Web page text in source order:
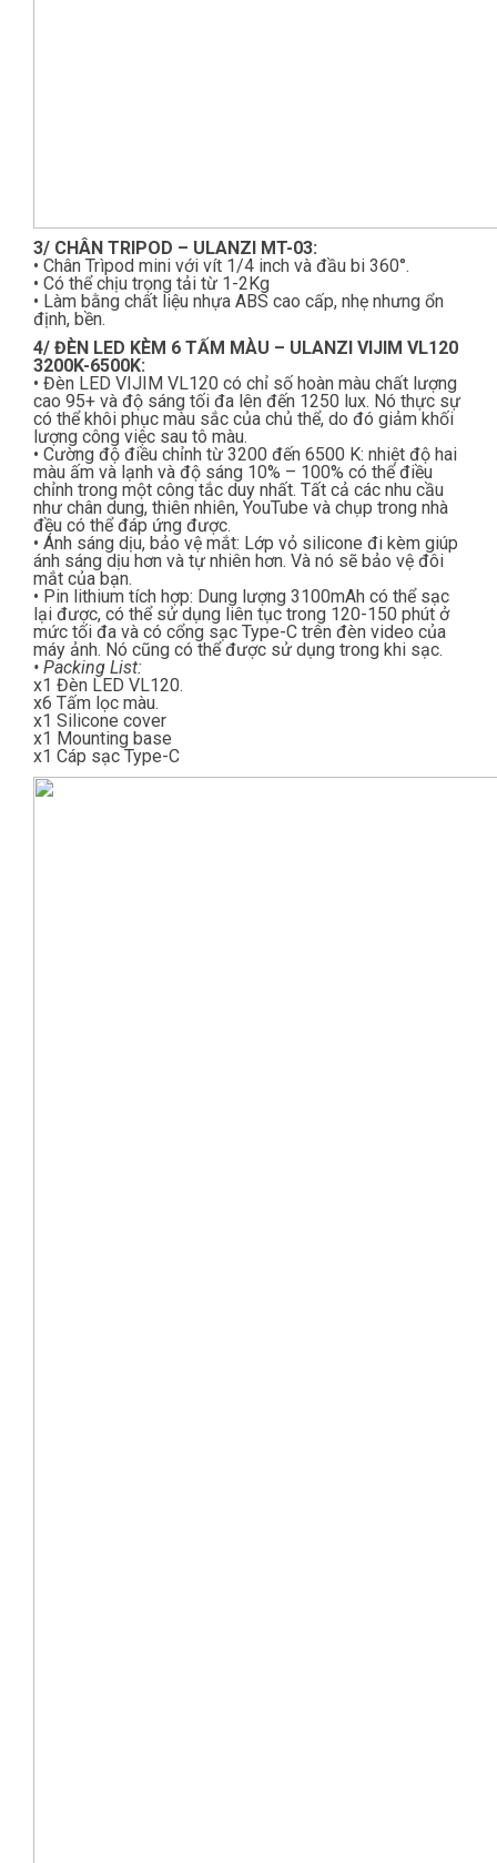
3/ CHÂN TRIPOD – ULANZI MT-03:
• Chân Trìpod mini với vít 1/4 inch và đầu bi 360°.
• Có thể chịu trọng tải từ 1-2Kg
• Làm bằng chất liệu nhựa ABS cao cấp, nhẹ nhưng ổn
định, bền.
4/ ĐÈN LED KÈM 6 TẤM MÀU – ULANZI VIJIM VL120
3200K-6500K:
• Đèn LED VIJIM VL120 có chỉ số hoàn màu chất lượng
cao 95+ và độ sáng tối đa lên đến 1250 lux. Nó thực sự
có thể khôi phục màu sắc của chủ thể, do đó giảm khối
lượng công việc sau tô màu.
• Cường độ điều chỉnh từ 3200 đến 6500 K: nhiệt độ hai
màu ấm và lạnh và độ sáng 10% – 100% có thể điều
chỉnh trong một công tắc duy nhất. Tất cả các nhu cầu
như chân dung, thiên nhiên, YouTube và chụp trong nhà
đều có thể đáp ứng được.
• Ánh sáng dịu, bảo vệ mắt: Lớp vỏ silicone đi kèm giúp
ánh sáng dịu hơn và tự nhiên hơn. Và nó sẽ bảo vệ đôi
mắt của bạn.
• Pin lithium tích hợp: Dung lượng 3100mAh có thể sạc
lại được, có thể sử dụng liên tục trong 120-150 phút ở
mức tối đa và có cổng sạc Type-C trên đèn video của
máy ảnh. Nó cũng có thể được sử dụng trong khi sạc.
• Packing List:
x1 Đèn LED VL120.
x6 Tấm lọc màu.
x1 Silicone cover
x1 Mounting base
x1 Cáp sạc Type-C